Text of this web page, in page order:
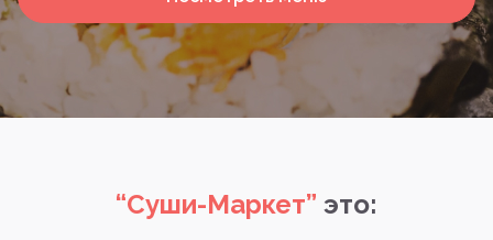
“Суши-Маркет” это: